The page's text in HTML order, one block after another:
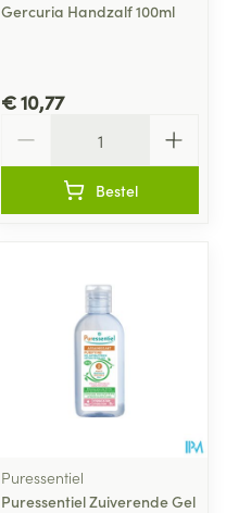
Gercuria Handzalf 100ml
€ 10,77
Bestel
Puressentiel
Puressentiel Zuiverende Gel